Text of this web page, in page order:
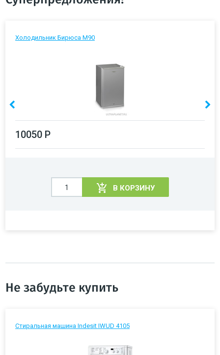
Холодильник Бирюса М90
10050 Р
В КОРЗИНУ
Не забудьте купить
Стиральная машина Indesit IWUD 4105